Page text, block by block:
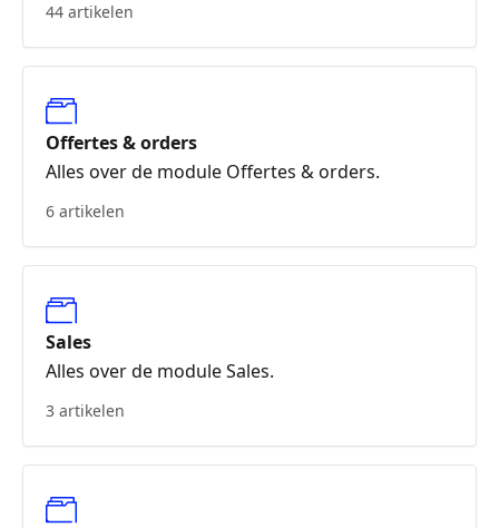
44 artikelen
Offertes & orders
Alles over de module Offertes & orders.
6 artikelen
Sales
Alles over de module Sales.
3 artikelen